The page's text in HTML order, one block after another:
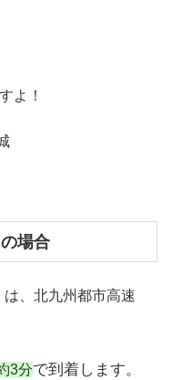
よ！
場合
は、北九州都市高速
3分で到着します。